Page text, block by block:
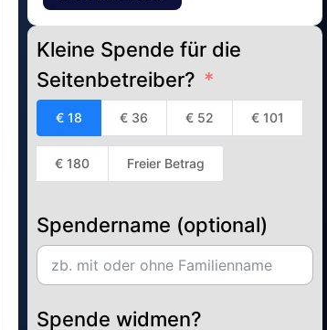
Kleine Spende für die
Seitenbetreiber?
€ 18 € 36 € 52 € 101
€ 180 Freier Betrag
Spendername (optional)
Spende widmen?